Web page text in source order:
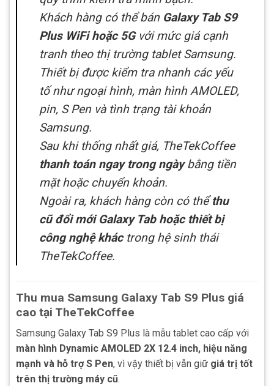
Khách hàng có thể bán Galaxy Tab S9
Plus WiFi hoặc 5Gvới mức giá cạnh
tranh theo thị trường tablet Samsung.
Thiết bị được kiểm tra nhanh các yếu
tố như ngoại hình, màn hình AMOLED,
pin, S Pen và tình trạng tài khoản
Samsung.
Sau khi thống nhất giá, TheTekCoffee
thanh toán ngay trong ngàybằng tiền
mặt hoặc chuyển khoản.
Ngoài ra, khách hàng còn có thểthu
cũ đổi mới Galaxy Tab hoặc thiết bị
công nghệ kháctrong hệ sinh thái
TheTekCoffee.
Thu mua Samsung Galaxy Tab S9 Plus giá
cao tại TheTekCoffee
Samsung Galaxy Tab S9 Plus là mẫu tablet cao cấp với
màn hình Dynamic AMOLED 2X 12.4 inch, hiệu năng
mạnh và hỗ trợ S Pen, vì vậy thiết bị vẫn giữ giá trị tốt
trên thị trường máy cũ.